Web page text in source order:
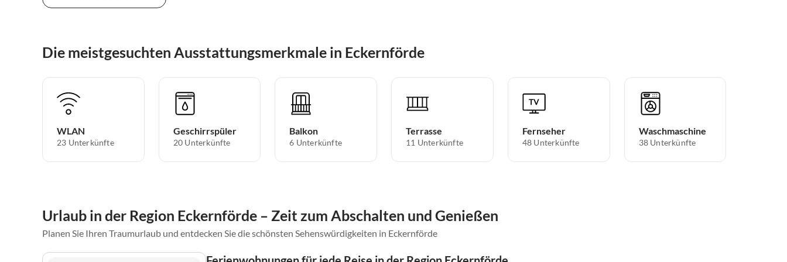
Die meistgesuchten Ausstattungsmerkmale in Eckernförde
WLAN
23 Unterkünfte
Geschirrspüler
20 Unterkünfte
Balkon
6 Unterkünfte
Terrasse
11 Unterkünfte
Fernseher
48 Unterkünfte
Waschmaschine
38 Unterkünfte
Urlaub in der Region Eckernförde – Zeit zum Abschalten und Genießen
Planen Sie Ihren Traumurlaub und entdecken Sie die schönsten Sehenswürdigkeiten in Eckernförde